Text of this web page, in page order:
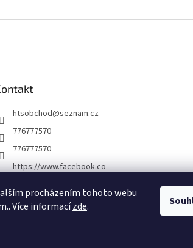
procházením tohoto webu
Více informacízde.
htsobchod@seznam.cz
776777570
776777570
https://www.facebook.co
ck%C3%A1-22921462467
7338